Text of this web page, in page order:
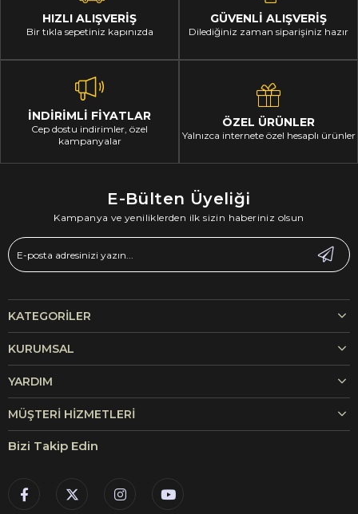
HIZLI ALIŞVERİŞ
Bir tıkla sepetiniz kapınızda
GÜVENLİ ALIŞVERİŞ
Dilediğiniz zaman siparişiniz hazır
İNDİRİMLİ FİYATLAR
Cep dostu indirimler, özel
kampanyalar
ÖZEL ÜRÜNLER
Yalnızca internete özel hesaplı ürünler
E-Bülten Üyeliği
Kampanya ve yeniliklerden ilk sizin haberiniz olsun
KATEGORILER
KURUMSAL
YARDIM
MÜŞTERI HIZMETLERI
Bizi Takip Edin